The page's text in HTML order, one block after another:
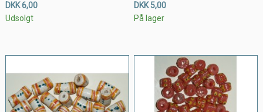
DKK 6,00
Udsolgt
DKK 5,00
På lager